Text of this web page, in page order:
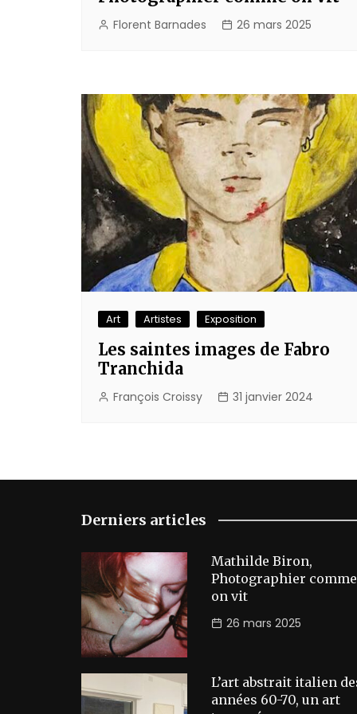
Florent Barnades 26 mars 2025
Art Artistes Exposition
Les saintes images de Fabro
Tranchida
François Croissy 31 janvier 2024
Derniers articles
Mathilde Biron,
Photographier comme
on vit
26 mars 2025
L’art abstrait italien
années 60-70, un art